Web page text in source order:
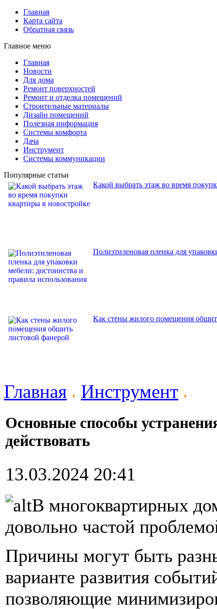
Главная
Карта сайта
Обратная связь
Главное меню
Главная
Новости
Для дома
Ремонт поверхностей
Ремонт и отделка помещений
Строительные материалы
Дизайн помещений
Полезная информация
Системы комфорта
Дача
Инструмент
Системы коммуникации
Популярные статьи
Какой выбрать этаж во время
Полиэтиленовая пленка для
Как стены жилого помещения
Главная Инструмент
Основные способы
действовать
13.03.2024 20:41
В многоквартирных
довольно частой
Причины могут быть
варианте развития
позволяющие